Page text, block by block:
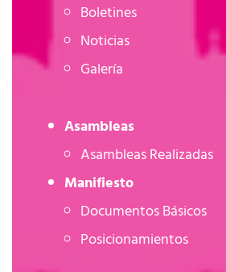
Boletines
Noticias
Galería
Asambleas
Asambleas Realizadas
Manifiesto
Documentos Básicos
Posicionamientos